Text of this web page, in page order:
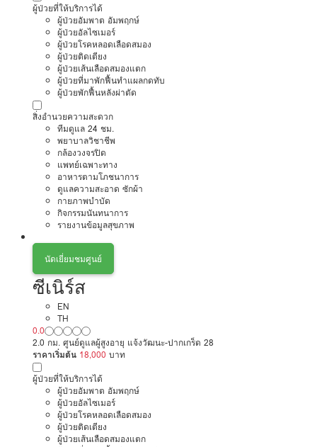
ผู้ป่วยที่ให้บริการได้
ผู้ป่วยอัมพาต อัมพฤกษ์
ผู้ป่วยอัลไซเมอร์
ผู้ป่วยโรคหลอดเลือดสมอง
ผู้ป่วยติดเตียง
ผู้ป่วยเส้นเลือดสมองแตก
ผู้ป่วยที่มาพักฟื้นทำแผลกดทับ
ผู้ป่วยพักฟื้นหลังผ่าตัด
สิ่งอำนวยความสะดวก
ทีมดูแล 24 ชม.
พยาบาลวิชาชีพ
กล้องวงจรปิด
แพทย์เฉพาะทาง
อาหารตามโภชนาการ
ดูแลความสะอาด ซักผ้า
กายภาพบำบัด
กิจกรรมนันทนาการ
รายงานข้อมูลสุขภาพ
นัดเยี่ยมชมศูนย์
ซีเนิร์ส
EN
TH
0.0
2.0 กม. ศูนย์ดูแลผู้สูงอายุ แจ้งวัฒนะ-ปากเกร็ด 28
ราคาเริ่มต้น 18,000 บาท
ผู้ป่วยที่ให้บริการได้
ผู้ป่วยอัมพาต อัมพฤกษ์
ผู้ป่วยอัลไซเมอร์
ผู้ป่วยโรคหลอดเลือดสมอง
ผู้ป่วยติดเตียง
ผู้ป่วยเส้นเลือดสมองแตก